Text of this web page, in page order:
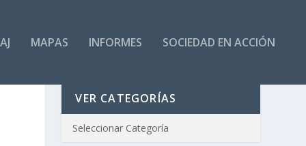
MAPAS INFORMES SOCIEDAD EN ACCIÓN
VER CATEGORÍAS